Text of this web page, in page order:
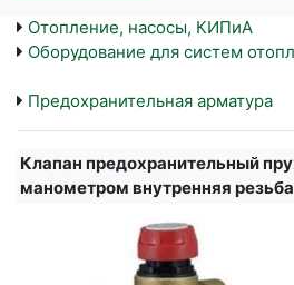
Отопление, насосы, КИПиА
Оборудование для систем
Предохранительная арматура
Клапан предохранительный
манометром внутренняя